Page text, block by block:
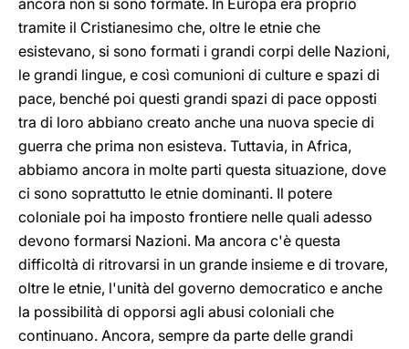
ancora non si sono formate. In Europa era proprio
tramite il Cristianesimo che, oltre le etnie che
esistevano, si sono formati i grandi corpi delle Nazioni,
le grandi lingue, e così comunioni di culture e spazi di
pace, benché poi questi grandi spazi di pace opposti
tra di loro abbiano creato anche una nuova specie di
guerra che prima non esisteva. Tuttavia, in Africa,
abbiamo ancora in molte parti questa situazione, dove
ci sono soprattutto le etnie dominanti. Il potere
coloniale poi ha imposto frontiere nelle quali adesso
devono formarsi Nazioni. Ma ancora c'è questa
difficoltà di ritrovarsi in un grande insieme e di trovare,
oltre le etnie, l'unità del governo democratico e anche
la possibilità di opporsi agli abusi coloniali che
continuano. Ancora, sempre da parte delle grandi